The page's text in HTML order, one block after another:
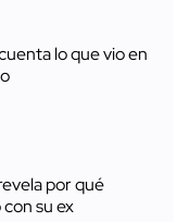
lo que vio en
por qué
su ex